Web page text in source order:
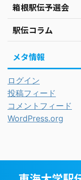
箱根駅伝予選会
駅伝コラム
メタ情報
ログイン
投稿フィード
コメントフィード
WordPress.org